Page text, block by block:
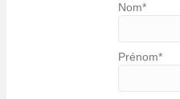
Nom*
Prénom*